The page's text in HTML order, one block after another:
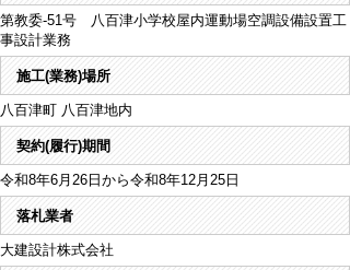
第教委-51号 八百津小学校屋内運動場空調設備設置工
事設計業務
施工(業務)場所
八百津町 八百津地内
契約(履行)期間
令和8年6月26日から令和8年12月25日
落札業者
大建設計株式会社